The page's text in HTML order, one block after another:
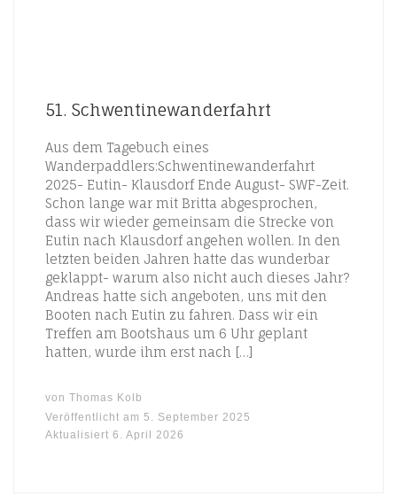
51. Schwentinewanderfahrt
Aus dem Tagebuch eines
Wanderpaddlers:Schwentinewanderfahrt
2025- Eutin- Klausdorf Ende August- SWF-Zeit.
Schon lange war mit Britta abgesprochen,
dass wir wieder gemeinsam die Strecke von
Eutin nach Klausdorf angehen wollen. In den
letzten beiden Jahren hatte das wunderbar
geklappt- warum also nicht auch dieses Jahr?
Andreas hatte sich angeboten, uns mit den
Booten nach Eutin zu fahren. Dass wir ein
Treffen am Bootshaus um 6 Uhr geplant
hatten, wurde ihm erst nach […]
vonThomas Kolb
Veröffentlicht am5. September 2025
Aktualisiert6. April 2026